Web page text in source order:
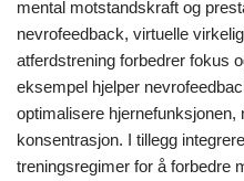
mental motstandskraft og
nevrofeedback, virtuelle
atferdstrening forbedrer fokus
eksempel hjelper
optimalisere hjernefunksjonen,
konsentrasjon. I tillegg
treningsregimer for å forbedre